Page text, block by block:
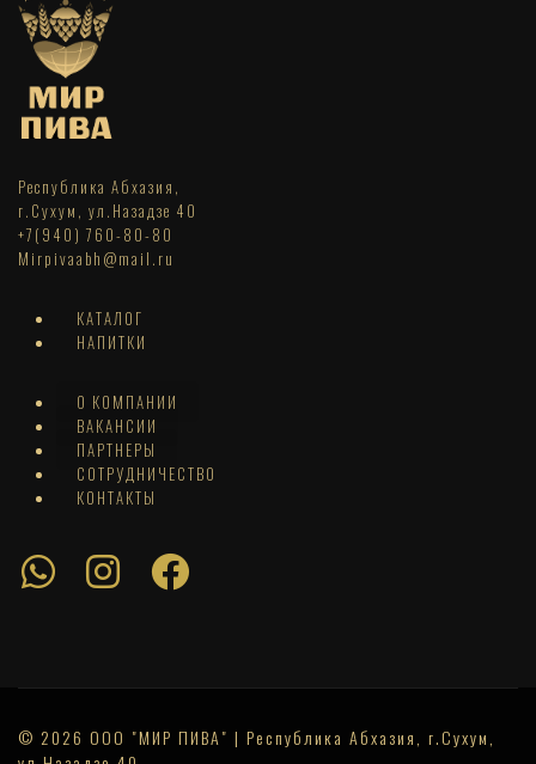
Республика Абхазия,
г.Сухум, ул.Назадзе 40
+7(940) 760-80-80
Mirpivaabh@mail.ru
КАТАЛОГ
НАПИТКИ
О КОМПАНИИ
ВАКАНСИИ
ПАРТНЕРЫ
СОТРУДНИЧЕСТВО
КОНТАКТЫ
© 2026 ООО "МИР ПИВА" | Республика Абхазия, г.Сухум,